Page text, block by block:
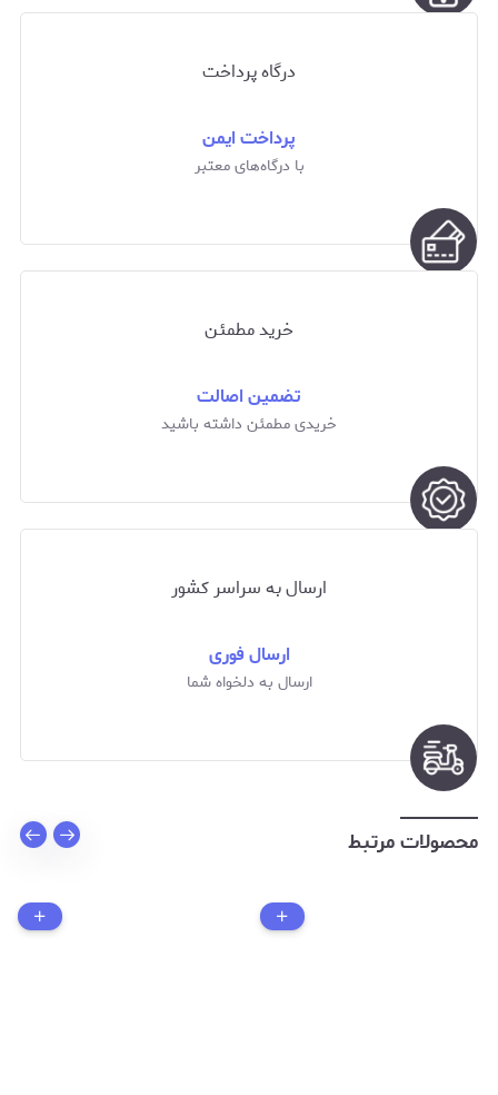
درگاه پرداخت
پرداخت ایمن
با درگاه‌های معتبر
خرید مطمئن
تضمین اصالت
خریدی مطمئن داشته باشید
ارسال به سراسر کشور
ارسال فوری
ارسال به دلخواه شما
محصولات مرتبط